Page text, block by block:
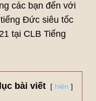
các bạn đến với
Đức siêu tốc
tại CLB Tiếng
bài viết hiện